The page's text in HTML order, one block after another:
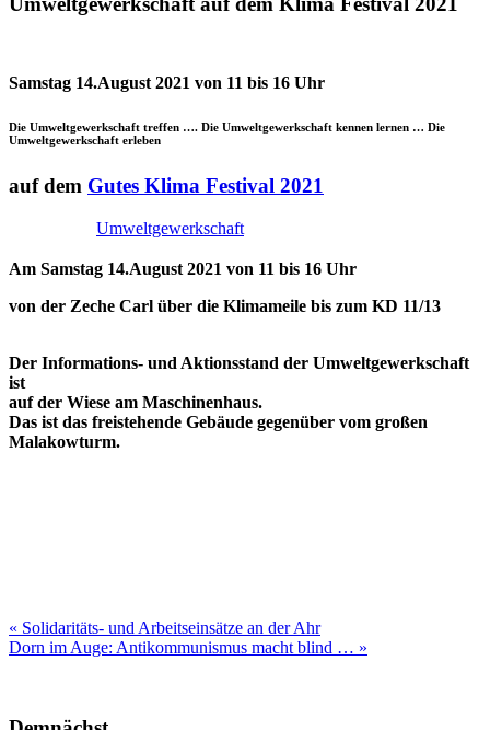
Samstag 14.August 2021 von 11 bis 16 Uhr
Die Umweltgewerkschaft treffen …. Die Umweltgewerkschaft kennen lernen … Die
Umweltgewerkschaft erleben
auf dem Gutes Klima Festival 2021
Umweltgewerkschaft
Am Samstag 14.August 2021 von 11 bis 16 Uhr
von der Zeche Carl über die Klimameile bis zum KD 11/13
Der Informations- und Aktionsstand der Umweltgewerkschaft
ist
auf der Wiese am Maschinenhaus.
Das ist das freistehende Gebäude gegenüber vom großen
Malakowturm.
Beitragsnavigation
« Solidaritäts- und Arbeitseinsätze an der Ahr
Dorn im Auge: Antikommunismus macht blind … »